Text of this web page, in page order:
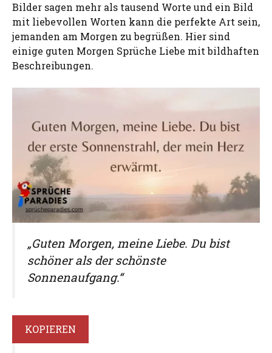
Bilder sagen mehr als tausend Worte und ein Bild
mit liebevollen Worten kann die perfekte Art sein,
jemanden am Morgen zu begrüßen. Hier sind
einige guten Morgen Sprüche Liebe mit bildhaften
Beschreibungen.
„Guten Morgen, meine Liebe. Du bist
schöner als der schönste
Sonnenaufgang.“
KOPIEREN